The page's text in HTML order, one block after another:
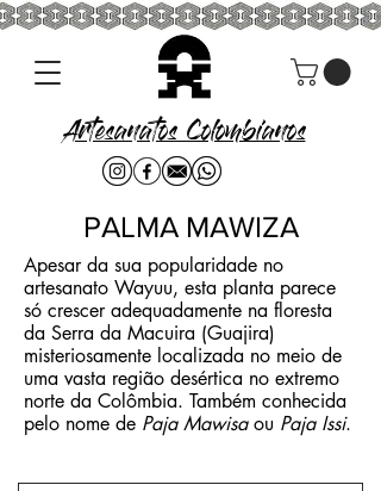
Artesanatos Colombianos
PALMA MAWIZA
Apesar da sua popularidade no
artesanato Wayuu, esta planta parece
só crescer adequadamente na floresta
da Serra da Macuira (Guajira)
misteriosamente localizada no meio de
uma vasta região desértica no extremo
norte da Colômbia. Também conhecida
pelo nome de Paja Mawisaou Paja Issi.